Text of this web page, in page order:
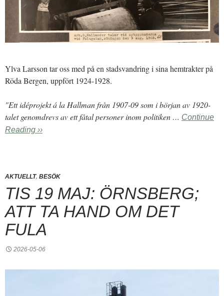
Ylva Larsson tar oss med på en stadsvandring i sina hemtrakter på
Röda Bergen, uppfört 1924-1928.
"Ett idéprojekt á la Hallman från 1907-09 som i början av 1920-
talet genomdrevs av ett fåtal personer inom politiken … Continue
Reading ››
AKTUELLT, BESÖK
TIS 19 MAJ: ÖRNSBERG;
ATT TA HAND OM DET
FULA
2026-05-06